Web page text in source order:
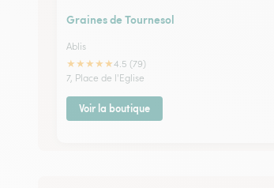
Graines de Tournesol
Ablis
★★★★★4.5 (79)
7, Place de l'Eglise
Voir la boutique